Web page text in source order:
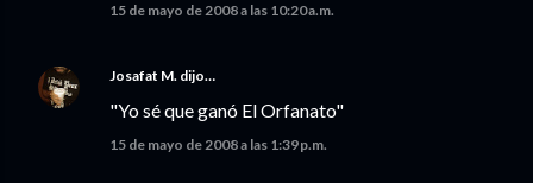
15 de mayo de 2008 a las 10:20 a.m.
Josafat M. dijo…
"Yo sé que ganó El Orfanato"
15 de mayo de 2008 a las 1:39 p.m.